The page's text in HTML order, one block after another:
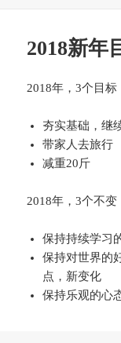
2018新年
2018年，3个目标
夯实基础，继
带家人去旅行
减重20斤
2018年，3个不变
保持持续学习
保持对世界的
点，新变化
保持乐观的心